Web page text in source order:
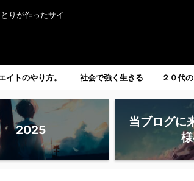
りが作ったサイ
イトのやり方。 社会で強く生きる ２０代
2025
当ブログに